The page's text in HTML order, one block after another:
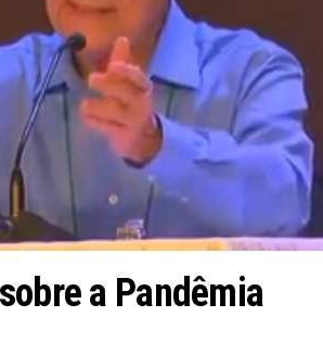
a Pandêmia